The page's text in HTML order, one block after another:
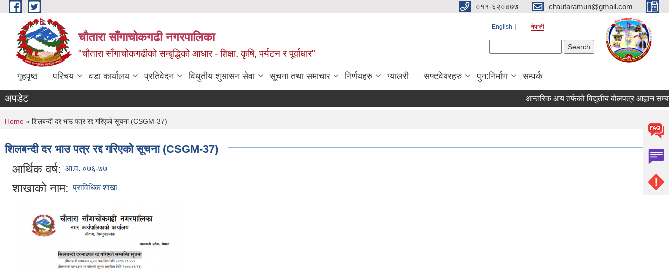
Skip to main content ०११-६२०४७७ chautaramun@gmail.com
चौतारा साँगाचोकगढी नगरपालिका
"चौतारा साँगाचोकगढीको सम्बृद्धिको आधार - शिक्षा, कृषि, पर्यटन र पूर्वाधार"
English नेपाली
गृहपृष्ठ परिचय वडा कार्यालय प्रतिवेदन विधुतीय शुसासन सेवा सूचना तथा समाचार निर्णयहरु ग्यालरी सफ्टवेयरहरु पुन:निर्माण सम्पर्क
अपडेट आन्तरिक आय तर्फको विद्युतीय बोलपत्र आह्वान सम्बन्धी
You are here
Home » शिलबन्दी दर भाउ पत्र रद्द गरिएको सूचना (CSGM-37)
शिलबन्दी दर भाउ पत्र रद्द गरिएको सूचना (CSGM-37)
आर्थिक वर्ष: आ.व. ०७६-७७
शाखाको नाम: प्राविधिक शाखा